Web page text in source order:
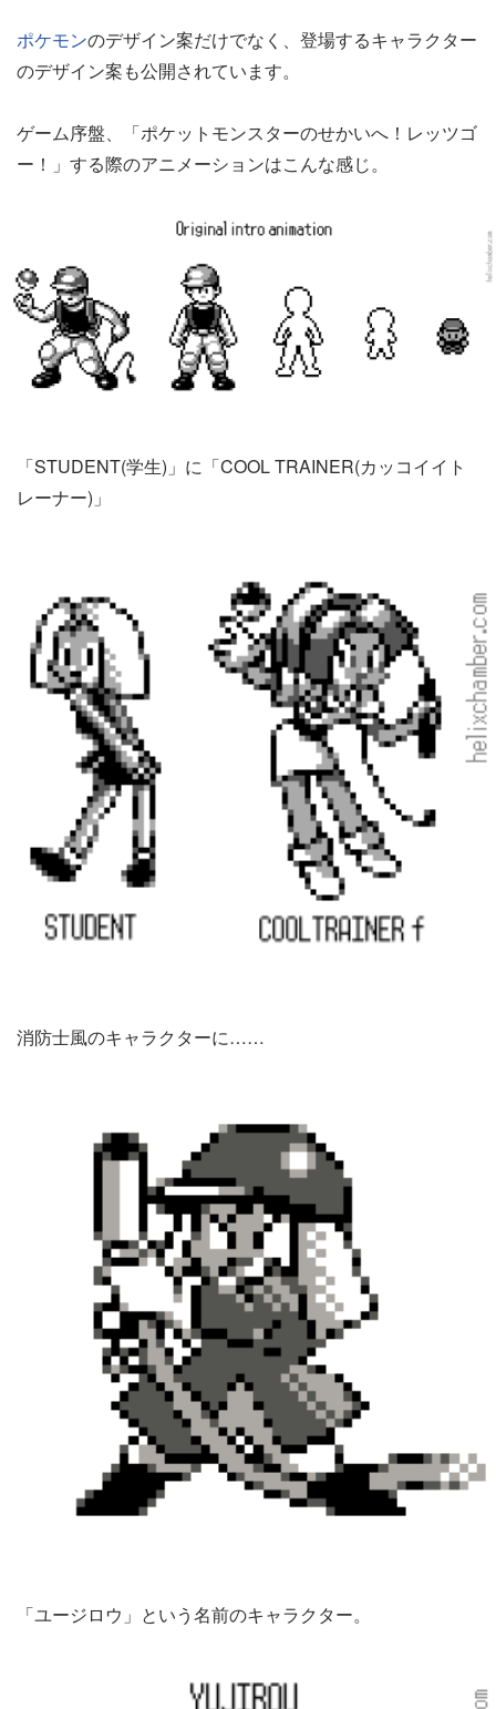
ポケモンのデザイン案だけでなく、登場するキャラクター
のデザイン案も公開されています。
ゲーム序盤、「ポケットモンスターのせかいへ！レッツゴ
ー！」する際のアニメーションはこんな感じ。
「STUDENT(学生)」に「COOL TRAINER(カッコイイト
レーナー)」
消防士風のキャラクターに……
「ユージロウ」という名前のキャラクター。